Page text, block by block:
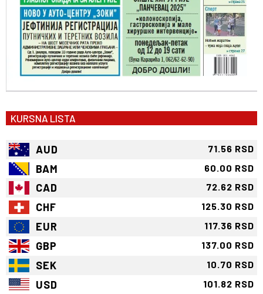
KURSNA LISTA
AUD 71.56 RSD
BAM 60.00 RSD
CAD 72.62 RSD
CHF 125.30 RSD
EUR 117.36 RSD
GBP 137.00 RSD
SEK 10.70 RSD
USD 101.82 RSD